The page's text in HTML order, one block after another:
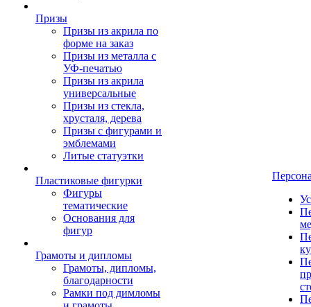
Призы
Призы из акрила по
форме на заказ
Призы из металла с
УФ-печатью
Призы из акрила
универсальные
Призы из стекла,
хрусталя, дерева
Призы с фигурами и
эмблемами
Литые статуэтки
Пластиковые фигурки
Фигуры
тематические
Основания для
фигур
Грамоты и дипломы
Грамоты, дипломы,
благодарности
Рамки под димломы